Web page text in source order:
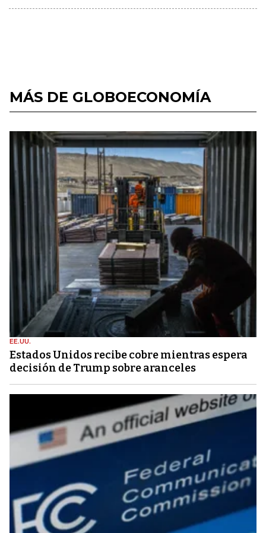
MÁS DE GLOBOECONOMÍA
EE.UU.
Estados Unidos recibe cobre mientras espera
decisión de Trump sobre aranceles